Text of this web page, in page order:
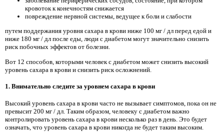
кровоток к конечностям снижается
повреждение нервной системы, ведущее к боли и слабости
путем поддержания уровня сахара в крови ниже 100 мг / дл перед едой и
ниже 180 мг / дл после еды, люди с диабетом могут значительно снизить
риск побочных эффектов от болезни.
Вот 12 способов, которыми человек с диабетом может снизить высокий
уровень сахара в крови и снизить риск осложнений.
1. Внимательно следите за уровнем сахара в крови
Высокий уровень сахара в крови часто не вызывает симптомов, пока он не
превысит 200 мг / дл. Таким образом, человеку с диабетом важно
контролировать уровень сахара в крови несколько раз в день. Это будет
означать, что уровень сахара в крови никогда не будет таким высоким.